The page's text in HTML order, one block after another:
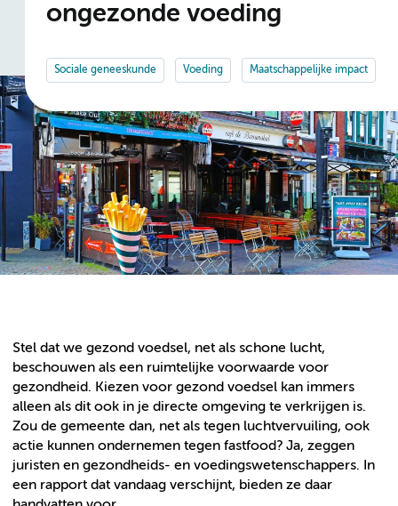
ongezonde voeding
Sociale geneeskunde Voeding Maatschappelijke impact
Stel dat we gezond voedsel, net als schone lucht,
beschouwen als een ruimtelijke voorwaarde voor
gezondheid. Kiezen voor gezond voedsel kan immers
alleen als dit ook in je directe omgeving te verkrijgen is.
Zou de gemeente dan, net als tegen luchtvervuiling, ook
actie kunnen ondernemen tegen fastfood? Ja, zeggen
juristen en gezondheids- en voedingswetenschappers. In
een rapport dat vandaag verschijnt, bieden ze daar